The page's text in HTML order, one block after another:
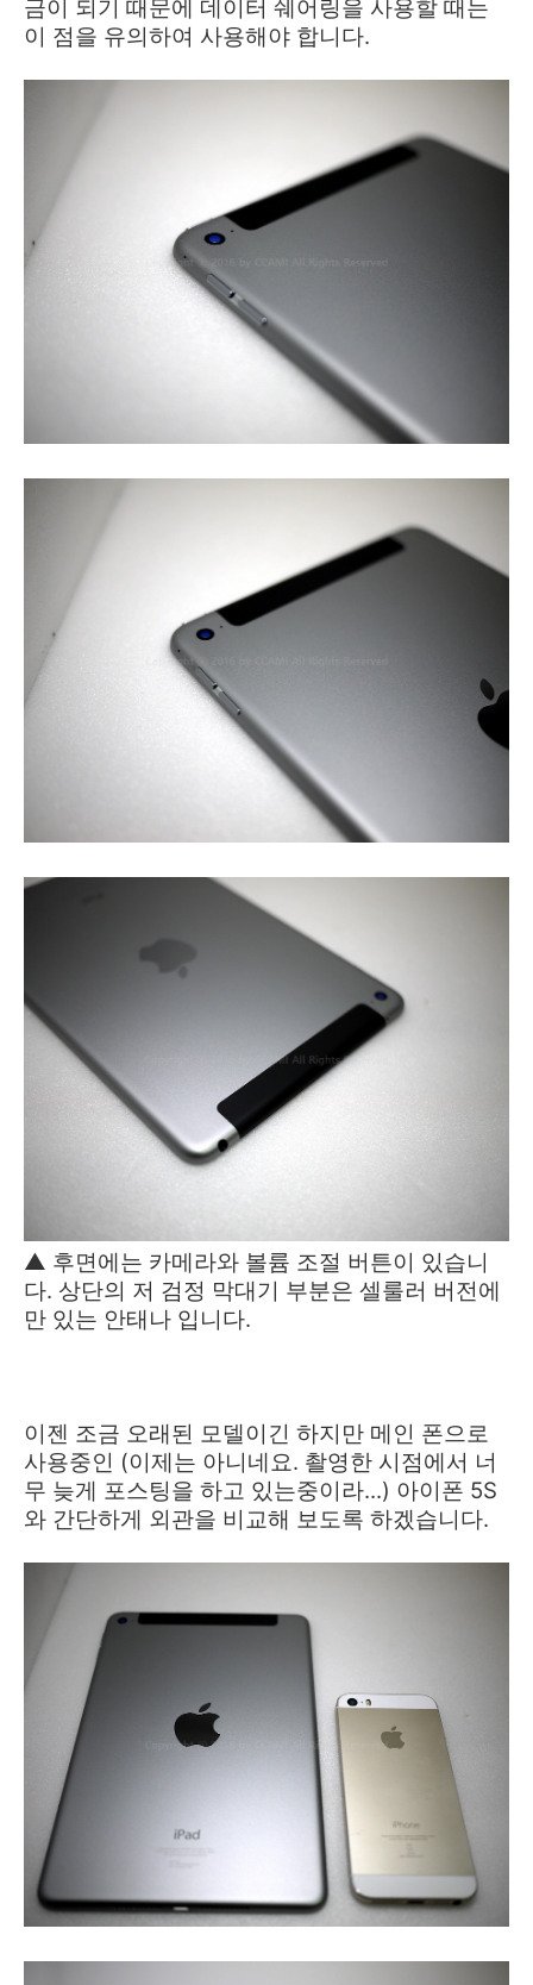
금이 되기 때문에 데이터 쉐어링을 사용할 때는
이 점을 유의하여 사용해야 합니다.
▲ 후면에는 카메라와 볼륨 조절 버튼이 있습니
다. 상단의 저 검정 막대기 부분은 셀룰러 버전에
만 있는 안태나 입니다.
이젠 조금 오래된 모델이긴 하지만 메인 폰으로
사용중인 (이제는 아니네요. 촬영한 시점에서 너
무 늦게 포스팅을 하고 있는중이라...) 아이폰 5S
와 간단하게 외관을 비교해 보도록 하겠습니다.